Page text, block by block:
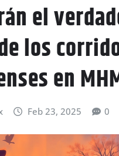
el
los
en
Feb 23, 2025 0